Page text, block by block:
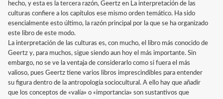
hecho, y esta es la tercera razón, Geertz en La interpretación de las
culturas confiere a los capítulos ese mismo orden temático. Ha sido
esencialmente esto último, la razón principal por la que se ha organizado
este libro de este modo.
La interpretación de las culturas es, con mucho, el libro más conocido de
Geertz y, para muchos, sigue siendo aun hoy el más importante. Sin
embargo, no se ve la ventaja de considerarlo como si fuera el más
valioso, pues Geertz tiene varios libros imprescindibles para entender
su figura dentro de la antropología sociocultural. A ello hay que añadir
que los conceptos de «valía» o «importancia» son sustantivos que